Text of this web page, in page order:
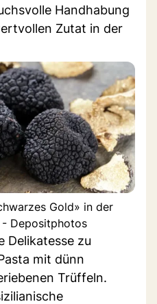
Handhabung
Zutat in der
Gold» in der
- Depositphotos
Delikatesse zu
mit dünn
Trüffeln.